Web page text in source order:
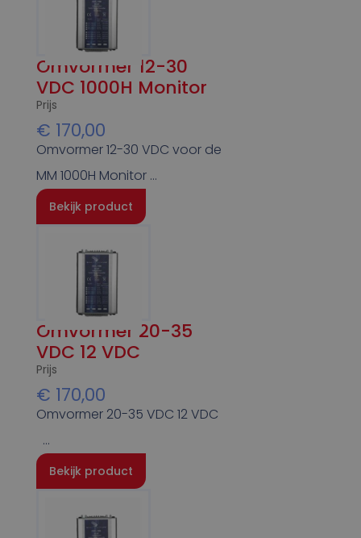
Omvormer 12-30
VDC 1000H Monitor
Prijs
€ 170,00
Omvormer 12-30 VDC voor de
MM 1000H Monitor …
Bekijk product
Omvormer 20-35
VDC 12 VDC
Prijs
€ 170,00
Omvormer 20-35 VDC 12 VDC
…
Bekijk product